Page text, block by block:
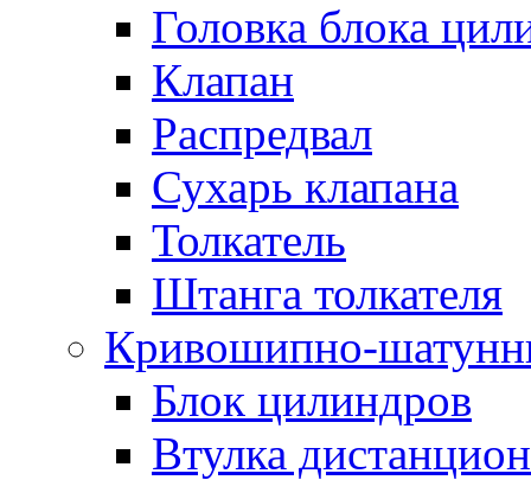
Головка блока
Клапан
Распредвал
Сухарь клапана
Толкатель
Штанга толкателя
Кривошипно-
Блок цилиндров
Втулка